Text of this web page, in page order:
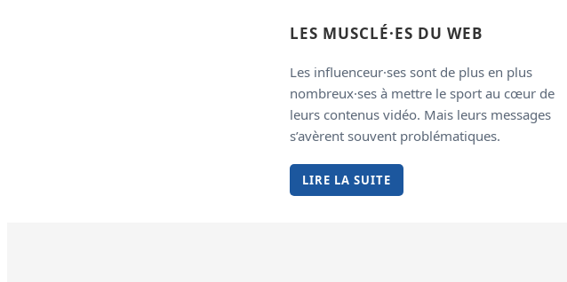
LES MUSCLÉ·ES DU WEB
Les influenceur·ses sont de plus en plus
nombreux·ses à mettre le sport au cœur de
leurs contenus vidéo. Mais leurs messages
s’avèrent souvent problématiques.
LIRE LA SUITE